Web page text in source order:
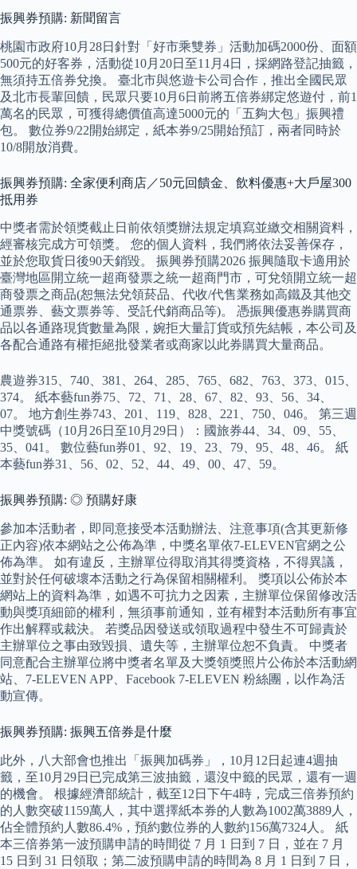
振興券預購: 新聞留言
桃園市政府10月28日針對「好市乘雙券」活動加碼2000份、面額
500元的好客券，活動從10月20日至11月4日，採網路登記抽籤，
無須持五倍券兌換。 臺北市與悠遊卡公司合作，推出全國民眾
及北市長輩回饋，民眾只要10月6日前將五倍券綁定悠遊付，前1
萬名的民眾，可獲得總價值高達5000元的「五夠大包」振興禮
包。 數位券9/22開始綁定，紙本券9/25開始預訂，兩者同時於
10/8開放消費。
振興券預購: 全家便利商店／50元回饋金、飲料優惠+大戶屋300
抵用券
中獎者需於領獎截止日前依領獎辦法規定填寫並繳交相關資料，
經審核完成方可領獎。 您的個人資料，我們將依法妥善保存，
並於您取貨日後90天銷毀。 振興券預購2026 振興隨取卡適用於
臺灣地區開立統一超商發票之統一超商門市，可兌領開立統一超
商發票之商品(恕無法兌領菸品、代收/代售業務如高鐵及其他交
通票券、藝文票券等、受託代銷商品等)。 憑振興優惠券購買商
品以各通路現貨數量為限，婉拒大量訂貨或預先結帳，本公司及
各配合通路有權拒絕批發業者或商家以此券購買大量商品。
農遊券315、740、381、264、285、765、682、763、373、015、
374。 紙本藝fun券75、72、71、28、67、82、93、56、34、
07。 地方創生券743、201、119、828、221、750、046。 第三週
中獎號碼（10月26日至10月29日）：國旅券44、34、09、55、
35、041。 數位藝fun券01、92、19、23、79、95、48、46。 紙
本藝fun券31、56、02、52、44、49、00、47、59。
振興券預購: ◎ 預購好康
參加本活動者，即同意接受本活動辦法、注意事項(含其更新修
正內容)依本網站之公佈為準，中獎名單依7-ELEVEN官網之公
佈為準。 如有違反，主辦單位得取消其得獎資格，不得異議，
並對於任何破壞本活動之行為保留相關權利。 獎項以公佈於本
網站上的資料為準，如遇不可抗力之因素，主辦單位保留修改活
動與獎項細節的權利，無須事前通知，並有權對本活動所有事宜
作出解釋或裁決。 若獎品因發送或領取過程中發生不可歸責於
主辦單位之事由致毀損、遺失等，主辦單位恕不負責。 中獎者
同意配合主辦單位將中獎者名單及大獎領獎照片公佈於本活動網
站、7-ELEVEN APP、Facebook 7-ELEVEN 粉絲團，以作為活
動宣傳。
振興券預購: 振興五倍券是什麼
此外，八大部會也推出「振興加碼券」，10月12日起連4週抽
籤，至10月29日已完成第三波抽籤，還沒中籤的民眾，還有一週
的機會。 根據經濟部統計，截至12日下午4時，完成三倍券預約
的人數突破1159萬人，其中選擇紙本券的人數為1002萬3889人，
佔全體預約人數86.4%，預約數位券的人數約156萬7324人。 紙
本三倍券第一波預購申請的時間從 7 月 1 日到 7 日，並在 7 月
15 日到 31 日領取；第二波預購申請的時間為 8 月 1 日到 7 日，